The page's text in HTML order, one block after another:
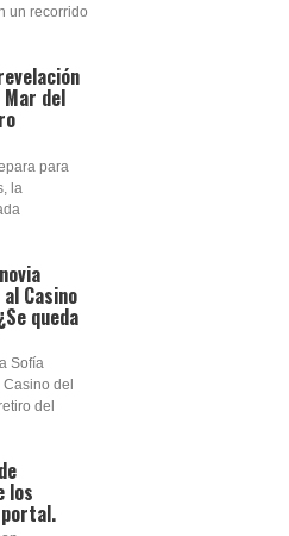
un recorrido
del
para
la
Casino
queda
Sofía
del
del
los